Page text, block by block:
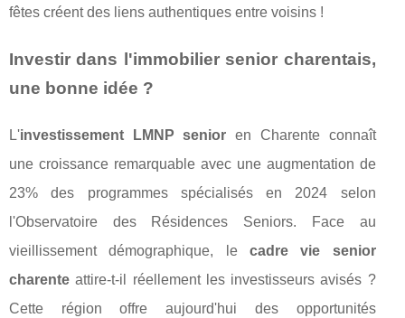
fêtes créent des liens authentiques entre voisins !
Investir dans l'immobilier senior charentais,
une bonne idée ?
L'investissement LMNP senior en Charente connaît
une croissance remarquable avec une augmentation de
23% des programmes spécialisés en 2024 selon
l'Observatoire des Résidences Seniors. Face au
vieillissement démographique, le cadre vie senior
charente attire-t-il réellement les investisseurs avisés ?
Cette région offre aujourd'hui des opportunités